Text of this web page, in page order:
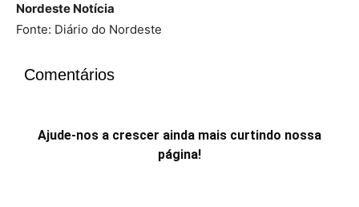
Nordeste Notícia
Fonte: Diário do Nordeste
Comentários
Ajude-nos a crescer ainda mais curtindo nossa
página!